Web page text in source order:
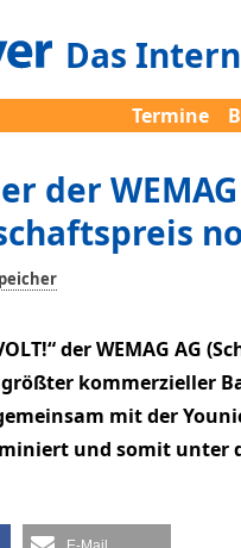
Das
Termine
der
der WEMAG AG
kommerzieller
mit der
und somit unter